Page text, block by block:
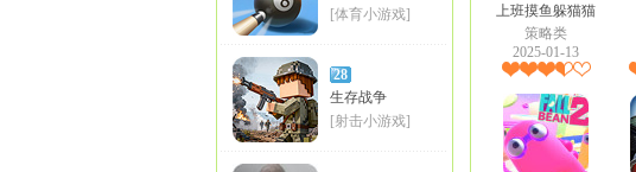
[体育小游戏]
28
生存战争
[射击小游戏]
上班摸鱼躲猫猫
策略类
2025-01-13